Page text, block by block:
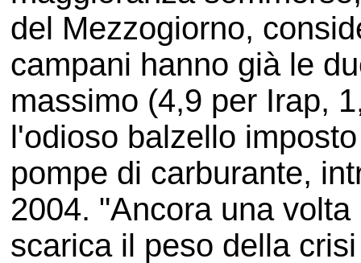
del Mezzogiorno,
campani hanno già le
massimo (4,9 per Irap,
l'odioso balzello
pompe di carburante,
2004. "Ancora una
scarica il peso della